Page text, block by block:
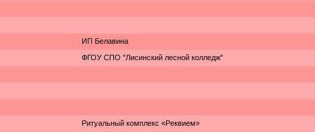
ИП Белавина
ФГОУ СПО "Лисинский лесной колледж"
Ритуальный комплекс «Реквием»